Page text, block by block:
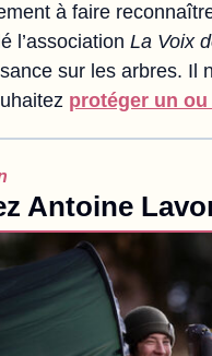
à faire
l’association La Voix
sur les arbres. Il
protéger un
Antoine